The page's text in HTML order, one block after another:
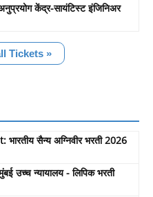
केंद्र-सायंटिस्ट इंजिनिअर
Tickets »
सैन्य अग्निवीर भरती 2026
न्यायालय - लिपिक भरती